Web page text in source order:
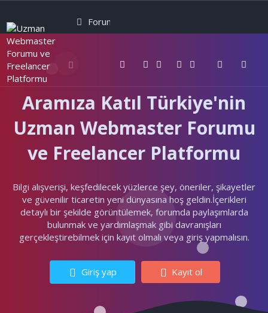
Forumlar
Aramıza Katıl Türkiye'nin
Uzman Webmaster Forumu
ve Freelancer Platformu
Bilgi alışverişi, keşfedilecek yüzlerce şey, öneriler, şikayetler
ve güvenilir ticaretin yeni dünyasına hoş geldin.İçerikleri
detaylı bir şekilde görüntülemek, forumda paylaşımlarda
bulunmak ve yardımlaşmak gibi davranışları
gerçekleştirebilmek için kayıt olmalı veya giriş yapmalısın.
Giriş yap Kayıt ol